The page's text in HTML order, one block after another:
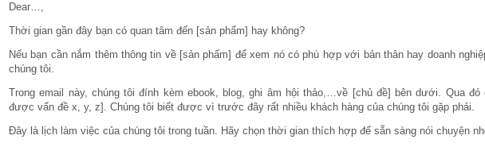
Dear…,
Thời gian gần đây bạn có quan tâm đến [sản phẩm] hay không?
Nếu bạn cần nắm thêm thông tin về [sản phẩm] để xem nó có phù hợp với bản thân hay doanh
chúng tôi.
Trong email này, chúng tôi đính kèm ebook, blog, ghi âm hội thảo,…về [chủ đề] bên dưới. Qua đó
được vấn đề x, y, z]. Chúng tôi biết được vì trước đây rất nhiều khách hàng của chúng tôi gặp phải.
Đây là lịch làm việc của chúng tôi trong tuần. Hãy chọn thời gian thích hợp để sẵn sàng nói chuyện